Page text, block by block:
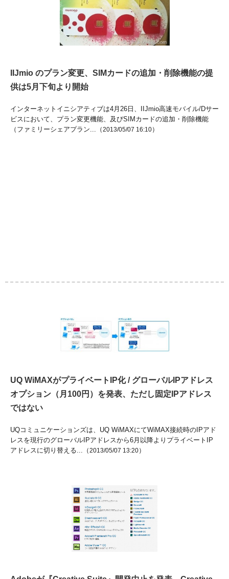
IIJmio のプラン変更、SIMカードの追加・削除機能の提
供は5月下旬より開始
インターネットイニシアティブは4月26日、IIJmio高速モバイル/Dサー
ビスにおいて、プラン変更機能、及びSIMカードの追加・削除機能
（ファミリーシェアプラン...（2013/05/07 16:10）
UQ WiMAXがプライベートIP化 / グローバルIPアドレス
オプション（月100円）を発表、ただし固定IPアドレス
ではない
UQコミュニケーションズは、UQ WiMAXにてWiMAX接続時のIPアド
レスを現行のグローバルIPアドレスから6月以降よりプライベートIP
アドレスに切り替える...（2013/05/07 13:20）